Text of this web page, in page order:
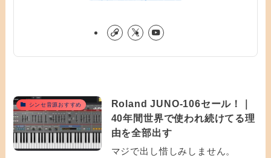
シンセ音源おすすめ
Roland JUNO-106セール！｜
40年間世界で使われ続けてる理
由を全部出す
マジで出し惜しみしません。